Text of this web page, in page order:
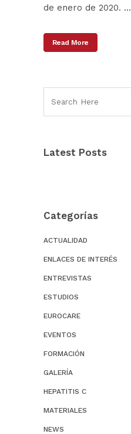
de enero de 2020. ...
Read More
Latest Posts
Categorías
ACTUALIDAD
ENLACES DE INTERÉS
ENTREVISTAS
ESTUDIOS
EUROCARE
EVENTOS
FORMACIÓN
GALERÍA
HEPATITIS C
MATERIALES
NEWS